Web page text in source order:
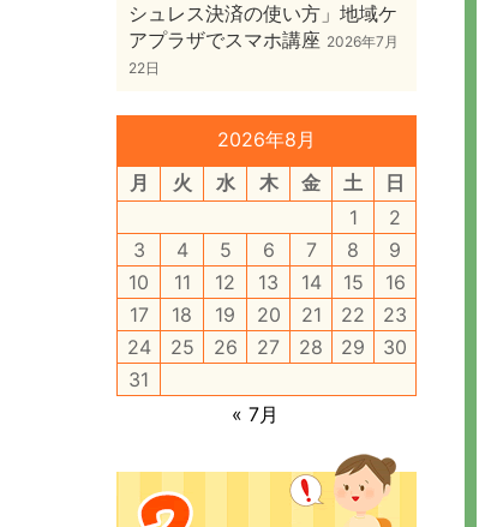
シュレス決済の使い方」地域ケ
アプラザでスマホ講座 2026年7月
22日
2026年8月
月
火 水 木 金 土
日
1
2
3
4 5 6 7 8
9
10
11 12 13 14 15
16
17
18 19 20 21 22
23
24
25 26 27 28 29
30
31
« 7月